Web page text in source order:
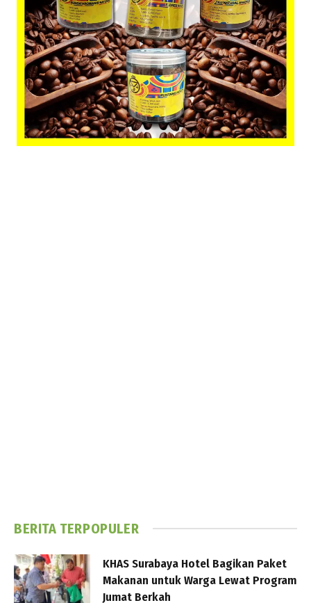
BERITA TERPOPULER
KHAS Surabaya Hotel Bagikan Paket
Makanan untuk Warga Lewat Program
Jumat Berkah